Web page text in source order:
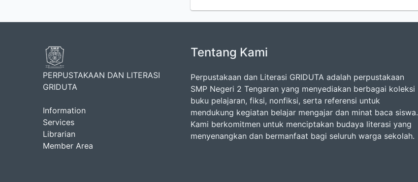
PERPUSTAKAAN DAN LITERASI
GRIDUTA
Information
Services
Librarian
Member Area
Tentang Kami
Perpustakaan dan Literasi GRIDUTA adalah perpustakaan
SMP Negeri 2 Tengaran yang menyediakan berbagai koleksi
buku pelajaran, fiksi, nonfiksi, serta referensi untuk
mendukung kegiatan belajar mengajar dan minat baca siswa.
Kami berkomitmen untuk menciptakan budaya literasi yang
menyenangkan dan bermanfaat bagi seluruh warga sekolah.